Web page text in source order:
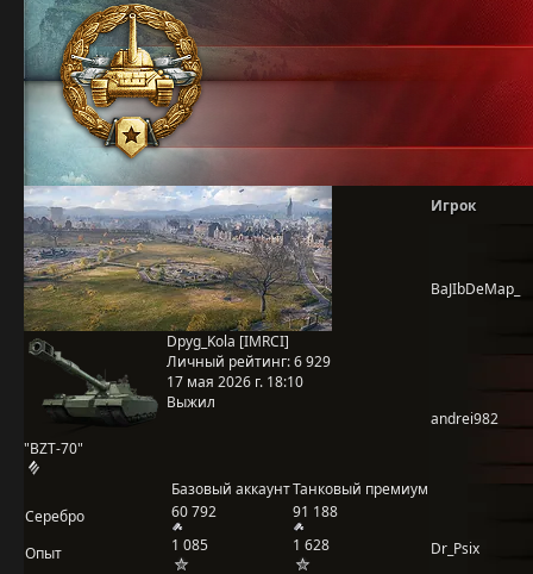
"BZT-70"
Dpyg_Kola [IMRCI]
Личный рейтинг:6 929
17 мая 2026 г. 18:10
Выжил
Базовый аккаунтТанковый премиум
Серебро
60 792 91 188
Опыт 1 085
1 628
Игрок
BaJIbDeMap_
andrei982
Dr_Psix